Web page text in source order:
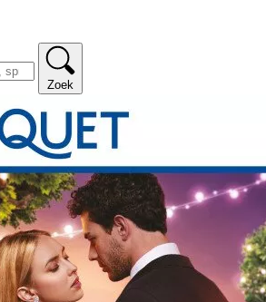
Zoek